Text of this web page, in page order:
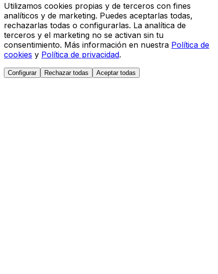
Utilizamos cookies propias y de terceros con fines
analíticos y de marketing. Puedes aceptarlas todas,
rechazarlas todas o configurarlas. La analítica de
terceros y el marketing no se activan sin tu
consentimiento. Más información en nuestra Política de
cookies y Política de privacidad.
Configurar Rechazar todas Aceptar todas